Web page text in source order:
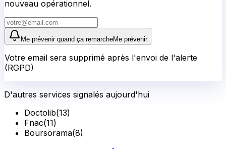
nouveau opérationnel.
Me prévenir quand ça remarcheMe prévenir
Votre email sera supprimé après l'envoi de l'alerte
(RGPD)
D'autres services signalés aujourd'hui
Doctolib(13)
Fnac(11)
Boursorama(8)